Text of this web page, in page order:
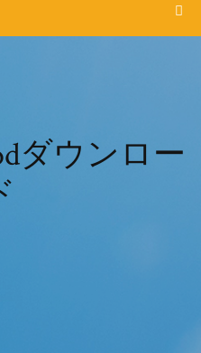
ダウンロー